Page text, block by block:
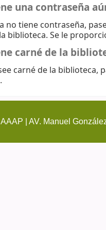
una contraseña
no tiene contraseña,
biblioteca. Se le
carné de la
carné de la biblioteca,
| AV. Manuel